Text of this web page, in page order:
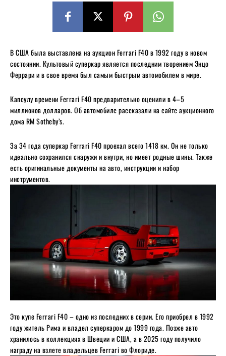
В США была выставлена на аукцион Ferrari F40 в 1992 году в новом
состоянии. Культовый суперкар является последним творением Энцо
Феррари и в свое время был самым быстрым автомобилем в мире.
Капсулу времени Ferrari F40 предварительно оценили в 4–5
миллионов долларов. Об автомобиле рассказали на сайте аукционного
дома RM Sotheby’s.
За 34 года суперкар Ferrari F40 проехал всего 1418 км. Он не только
идеально сохранился снаружи и внутри, но имеет родные шины. Также
есть оригинальные документы на авто, инструкции и набор
инструментов.
Это купе Ferrari F40 – одно из последних в серии. Его приобрел в 1992
году житель Рима и владел суперкаром до 1999 года. Позже авто
хранилось в коллекциях в Швеции и США, а в 2025 году получило
награду на взлете владельцев Ferrari во Флориде.